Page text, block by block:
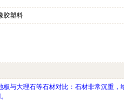
胶塑料
板与大理石等石材对比： 石材非常沉重，